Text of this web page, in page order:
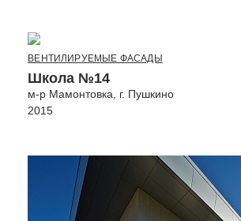
ВЕНТИЛИРУЕМЫЕ ФАСАДЫ
Школа №14
м-р Мамонтовка, г. Пушкино
2015